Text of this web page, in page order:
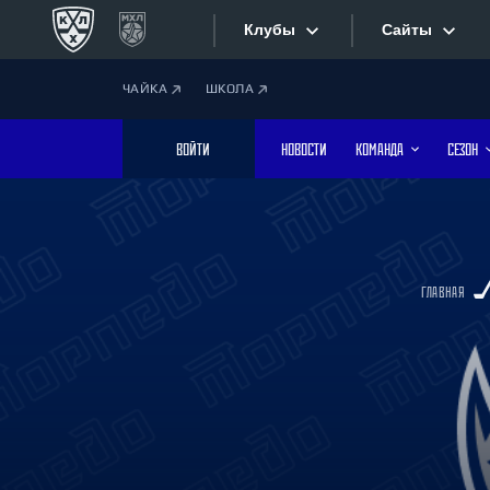
Клубы
Дивизион Боброва
Лада
Сайты
Фотобанк
ЧАЙКА ШКОЛА
ВОЙТИ НОВОСТИ КОМАНДА СЕЗОН
ГЛАВНАЯ